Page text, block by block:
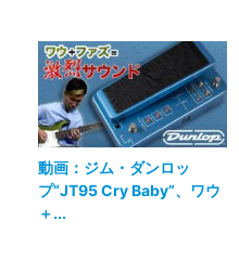
動画：ジム・ダンロッ
プ“JT95 Cry Baby”、ワウ
＋...